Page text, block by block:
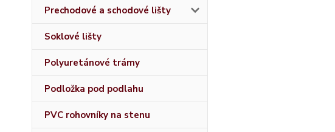
Prechodové a schodové lišty
Soklové lišty
Polyuretánové trámy
Podložka pod podlahu
PVC rohovníky na stenu